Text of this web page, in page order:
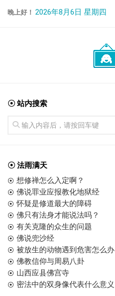
晚上好！ 2026年8月6日 星期四
☉ 站内搜索
☉ 法雨满天
想修禅怎么入定啊？
佛说罪业应报教化地狱经
怀疑是修道最大的障碍
佛只有法身才能说法吗？
有关克隆的众生的问题
佛说兜沙经
被放生的动物遇到危害怎么办
佛教信仰与周易八卦
山西应县佛宫寺
密法中的双身像代表什么意义